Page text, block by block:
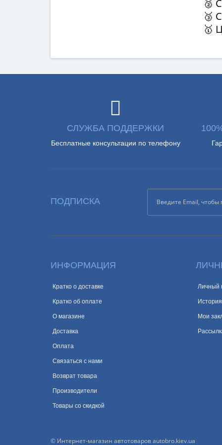
🥈
🥉
🥇
СЛУЖБА ПОДДЕРЖКИ
Бесплатные консультации по телефону
ПОДПИСКА
ИНФОРМАЦИЯ
Кратко о доставке
Кратко об оплате
О магазине
Доставка
Оплата
Связаться с нами
Возврат товара
Производители
Товары со скидкой
Личный
Мои
© Интернет-магазин автотоваров autobro.kiev.ua